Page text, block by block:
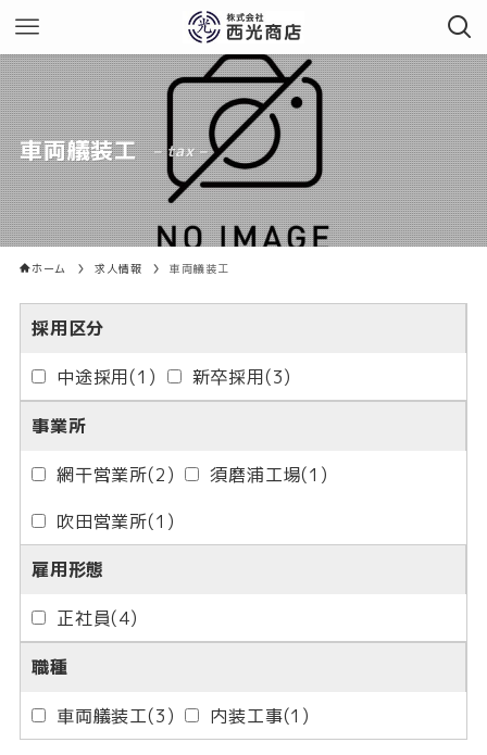
車両艤装工 – tax –
ホーム 求人情報 車両艤装工
採用区分
中途採用(1) 新卒採用(3)
事業所
網干営業所(2) 須磨浦工場(1)
吹田営業所(1)
雇用形態
正社員(4)
職種
車両艤装工(3) 内装工事(1)